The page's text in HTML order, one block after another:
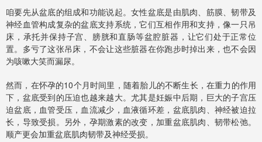
咱要先从盆底的组成和功能说起。女性盆底是由肌肉、筋膜、韧带及
神经血管构成复杂的盆底支持系统，它们互相作用和支持，像一只吊
床，承托并保持子宫、膀胱和直肠等盆腔脏器，让它们处于正常位
置。多亏了这张吊床，不会让这些脏器在你跑步时掉出来，也不会因
为咳嗽大笑而漏尿。
然而，在怀孕的10个月时间里，随着胎儿的不断生长，在重力的作用
下，盆底受到的压迫也越来越大。尤其是妊娠中后期，巨大的子宫压
迫盆底，血管受压，血流减少，血液循环差，盆底肌肉、神经被迫拉
长，导致受损。另外，孕期激素的改变，加重盆底肌肉、韧带松弛。
顺产更会加重盆底肌肉韧带及神经受损。